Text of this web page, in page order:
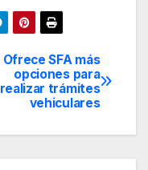
Ofrece SFA más
opciones para
realizar trámites
vehiculares